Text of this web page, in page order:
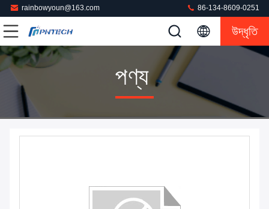
rainbowyoun@163.com 86-134-8609-0251
উদ্ধৃতি
পণ্য